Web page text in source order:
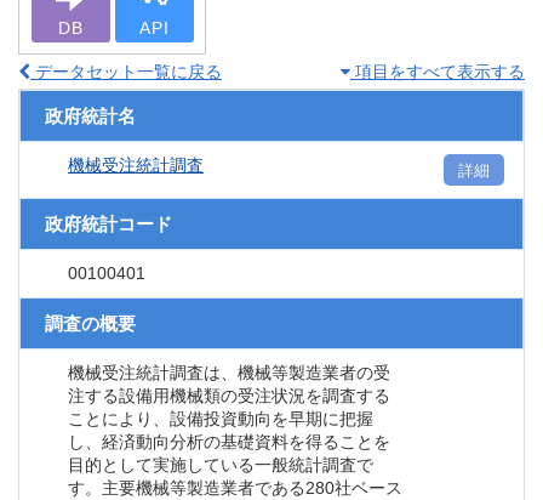
DB API
データセット一覧に戻る 項目をすべて表示する
政府統計名
機械受注統計調査 詳細
政府統計コード
00100401
調査の概要
機械受注統計調査は、機械等製造業者の受
注する設備用機械類の受注状況を調査する
ことにより、設備投資動向を早期に把握
し、経済動向分析の基礎資料を得ることを
目的として実施している一般統計調査で
す。主要機械等製造業者である280社ベース